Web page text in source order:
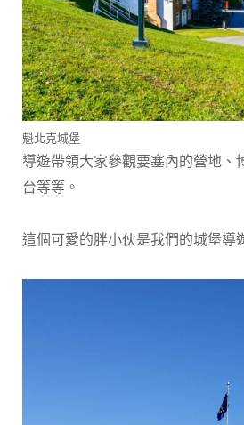
魁北克城堡
導遊帶領大家參觀要塞內的營地、
台等等。
這個可愛的胖小伙是我們的城堡導